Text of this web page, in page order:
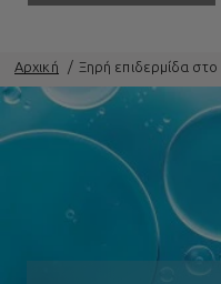
Αρχική Ξηρή επιδερμίδα